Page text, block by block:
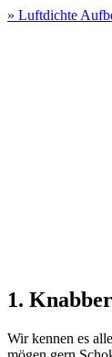
» Luftdichte
1.
Wir kennen es